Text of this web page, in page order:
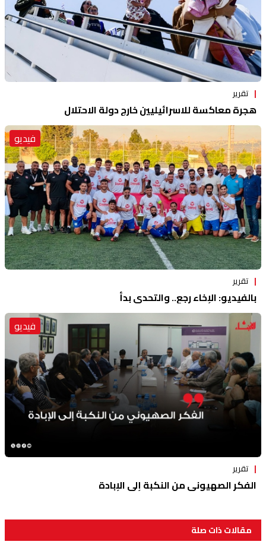
تقرير
هجرة معاكسة للاسرائيليين خارج دولة الاحتلال
فيديو
تقرير
بالفيديو: الإخاء رجع.. والتحدي بدأ
فيديو
تقرير
الفكر الصهيوني من النكبة إلى الإبادة
مقالات ذات صلة